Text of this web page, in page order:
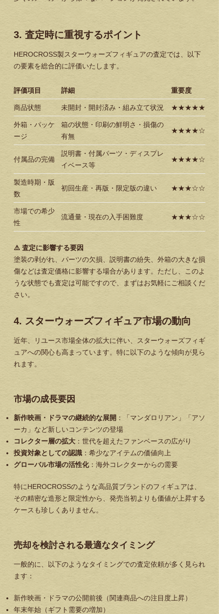
3. 査定時に重視するポイント
HEROCROSS製スターウォーズフィギュアの査定では、以下
の要素を総合的に評価いたします。
評価項目 詳細 重要度
商品状態 未開封・開封済み・組み立て状況 ★★★★★
外箱・パッケ
ージ
箱の状態・印刷の鮮明さ・損傷の
有無
★★★★☆
付属品の完備
説明書・付属パーツ・ディスプレ
イベース等
★★★★☆
製造時期・版
数
初回生産・再版・限定版の違い ★★★☆☆
市場での希少
性
流通量・現在の入手困難度 ★★★☆☆
⚠️ 査定に影響する要因
塗装の剥がれ、パーツの欠損、説明書の紛失、外箱の大きな損
傷などは査定価格に影響する場合があります。ただし、このよ
うな状態でも査定は可能ですので、まずはお気軽にご相談くだ
さい。
4. スターウォーズフィギュア市場の動向
近年、リユース市場全体の拡大に伴い、スターウォーズフィギ
ュアへの関心も高まっています。特に以下のような傾向が見ら
れます。
市場の成長要因
新作映画・ドラマの継続的な展開 ：「マンダロリアン」「アソ
ーカ」など新しいコンテンツの登場
コレクター層の拡大 ：世代を超えたファンベースの広がり
投資対象としての認識 ：希少なアイテムの価値向上
グローバル市場の活性化：海外コレクターからの需要
特にHEROCROSSのような高品質ブランドのフィギュアは、
その精密な造形と限定性から、発売当初よりも価値が上昇する
ケースも珍しくありません。
売却を検討される最適なタイミング
一般的に、以下のようなタイミングでの査定依頼が多く見られ
ます：
新作映画・ドラマの公開前後（関連商品への注目度上昇）
年末年始（ギフト需要の増加）